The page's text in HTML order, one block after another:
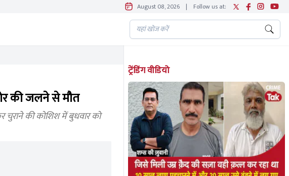
August 08, 2026 | Follow us at:
की जलने से मौत
चुराने की कोशिश में बुधवार को
ट्रेंडिंग वीडियो